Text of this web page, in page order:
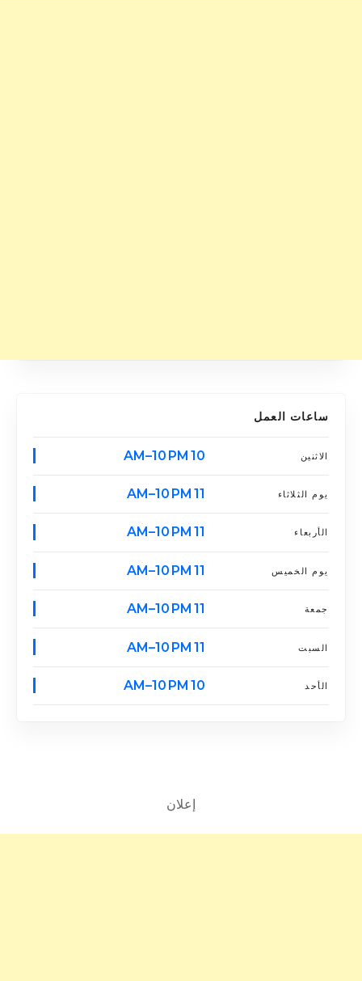
ساعات العمل
الاثنين 10 AM–10 PM
يوم الثلاثاء 11 AM–10 PM
الأربعاء 11 AM–10 PM
يوم الخميس 11 AM–10 PM
جمعة 11 AM–10 PM
السبت 11 AM–10 PM
الأحد 10 AM–10 PM
إعلان